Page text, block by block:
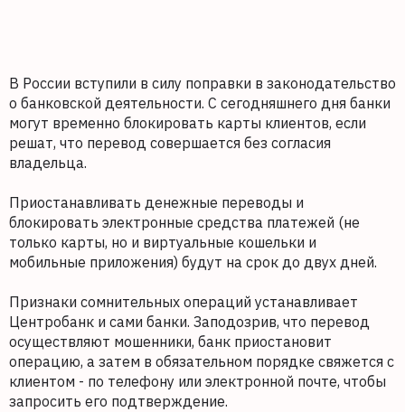
В России вступили в силу поправки в законодательство
о банковской деятельности. С сегодняшнего дня банки
могут временно блокировать карты клиентов, если
решат, что перевод совершается без согласия
владельца.
Приостанавливать денежные переводы и
блокировать электронные средства платежей (не
только карты, но и виртуальные кошельки и
мобильные приложения) будут на срок до двух дней.
Признаки сомнительных операций устанавливает
Центробанк и сами банки. Заподозрив, что перевод
осуществляют мошенники, банк приостановит
операцию, а затем в обязательном порядке свяжется с
клиентом - по телефону или электронной почте, чтобы
запросить его подтверждение.